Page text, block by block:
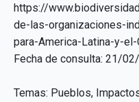
https://
de-las-organizaciones-
para-America-Latina-y-el-
Fecha de consulta: 21/
Temas: Pueblos,